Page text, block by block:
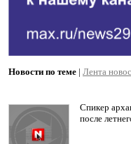
Новости по теме | Лента
Спикер
после